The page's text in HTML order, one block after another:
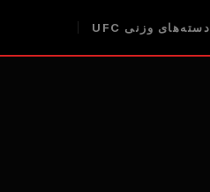
دسته‌های وزنی UFC